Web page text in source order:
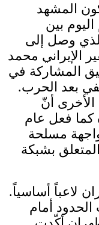
المشهد
اليوم بين
وصل إلى
الإيراني محمد
المشاركة في
بعد الحرب.
أنّ
كما فعل عام
مواجهة مسلحة
بشبكة
لاعباً أساسياً.
أمام